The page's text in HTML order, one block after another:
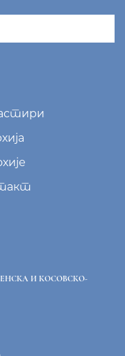
И КОСОВСКО-